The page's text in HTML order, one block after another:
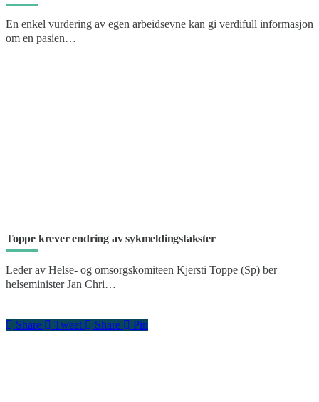
En enkel vurdering av egen arbeidsevne kan gi verdifull informasjon
om en pasien…
Toppe krever endring av sykmeldingstakster
Leder av Helse- og omsorgskomiteen Kjersti Toppe (Sp) ber
helseminister Jan Chri…
Share Tweet Share Pin